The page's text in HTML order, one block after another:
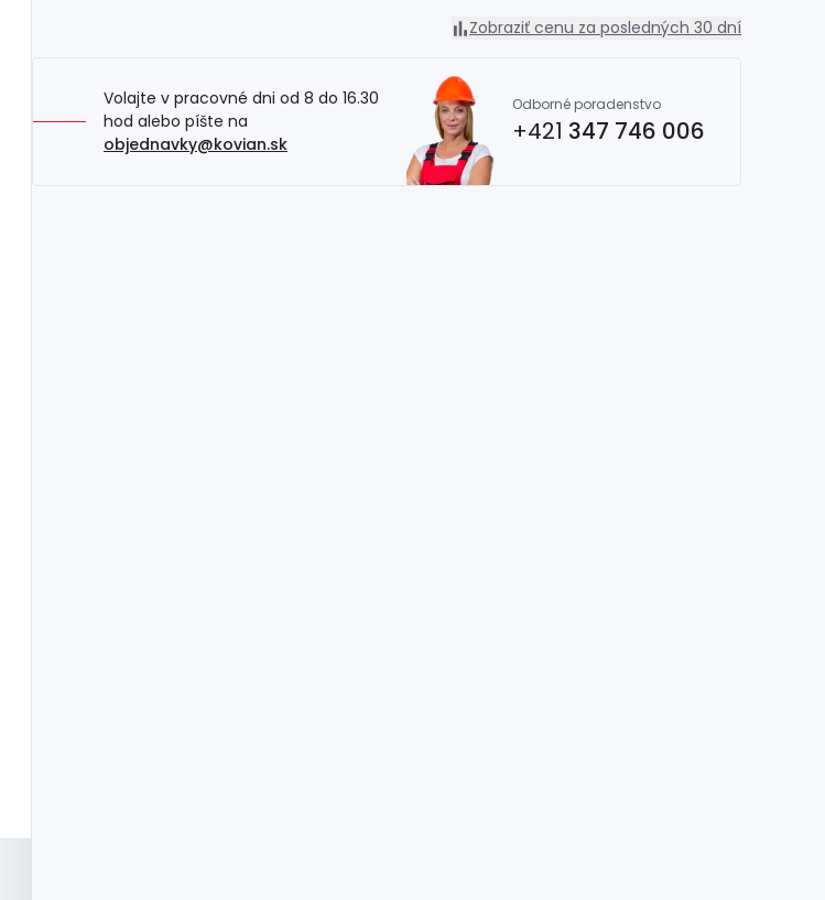
Zobraziť cenu za posledných 30 dní
Volajte v pracovné dni od 8 do 16.30
hod alebo píšte na
objednavky@kovian.sk
Odborné poradenstvo
+421 347 746 006